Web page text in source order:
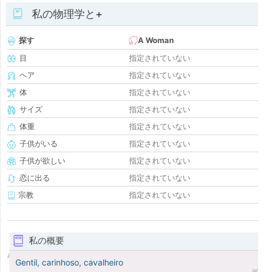
私の物理学と+
探す
A Woman
目
指定されていない
ヘア
指定されていない
体
指定されていない
サイズ
指定されていない
体重
指定されていない
子供がいる
指定されていない
子供が欲しい
指定されていない
恋に出る
指定されていない
宗教
指定されていない
私の概要
Gentil, carinhoso, cavalheiro